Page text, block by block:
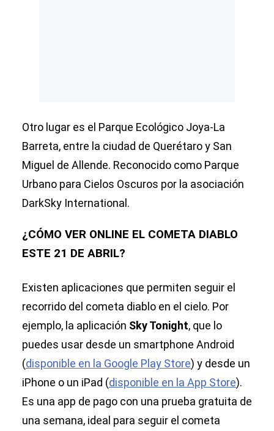
Otro lugar es el Parque Ecológico Joya-La
Barreta, entre la ciudad de Querétaro y San
Miguel de Allende. Reconocido como Parque
Urbano para Cielos Oscuros por la asociación
DarkSky International.
¿CÓMO VER ONLINE EL COMETA DIABLO
ESTE 21 DE ABRIL?
Existen aplicaciones que permiten seguir el
recorrido del cometa diablo en el cielo. Por
ejemplo, la aplicación Sky Tonight, que lo
puedes usar desde un smartphone Android
(disponible en la Google Play Store) y desde un
iPhone o un iPad (disponible en la App Store).
Es una app de pago con una prueba gratuita de
una semana, ideal para seguir el cometa